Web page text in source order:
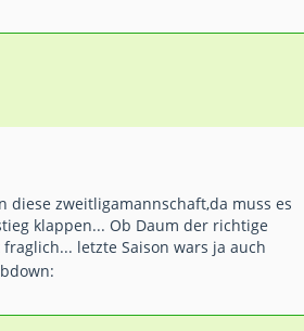
diese zweitligamannschaft,da muss es
klappen... Ob Daum der richtige
letzte Saison wars ja auch